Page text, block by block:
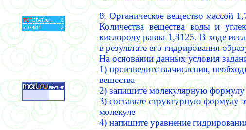
8.Органическое вещество массой
Количества вещества воды и
кислороду равна 1,8125.В ходе
в результате его гидрирования
На основании данных условия
1) произведите вычисления,
вещества
2) запишите молекулярную формулу
3) составьте структурную формулу
молекуле
4) напишите уравнение